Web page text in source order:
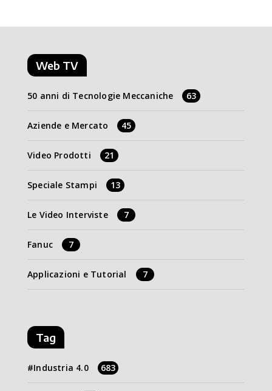
Web TV
50 anni di Tecnologie Meccaniche 63
Aziende e Mercato 45
Video Prodotti 21
Speciale Stampi 13
Le Video Interviste 7
Fanuc 7
Applicazioni e Tutorial 7
Tag
Industria 4.0 683